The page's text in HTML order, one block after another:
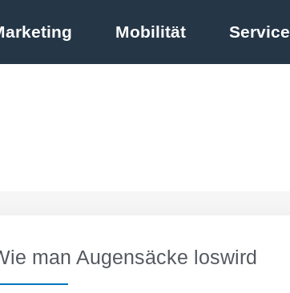
Mobilität Service
man Augensäcke loswird